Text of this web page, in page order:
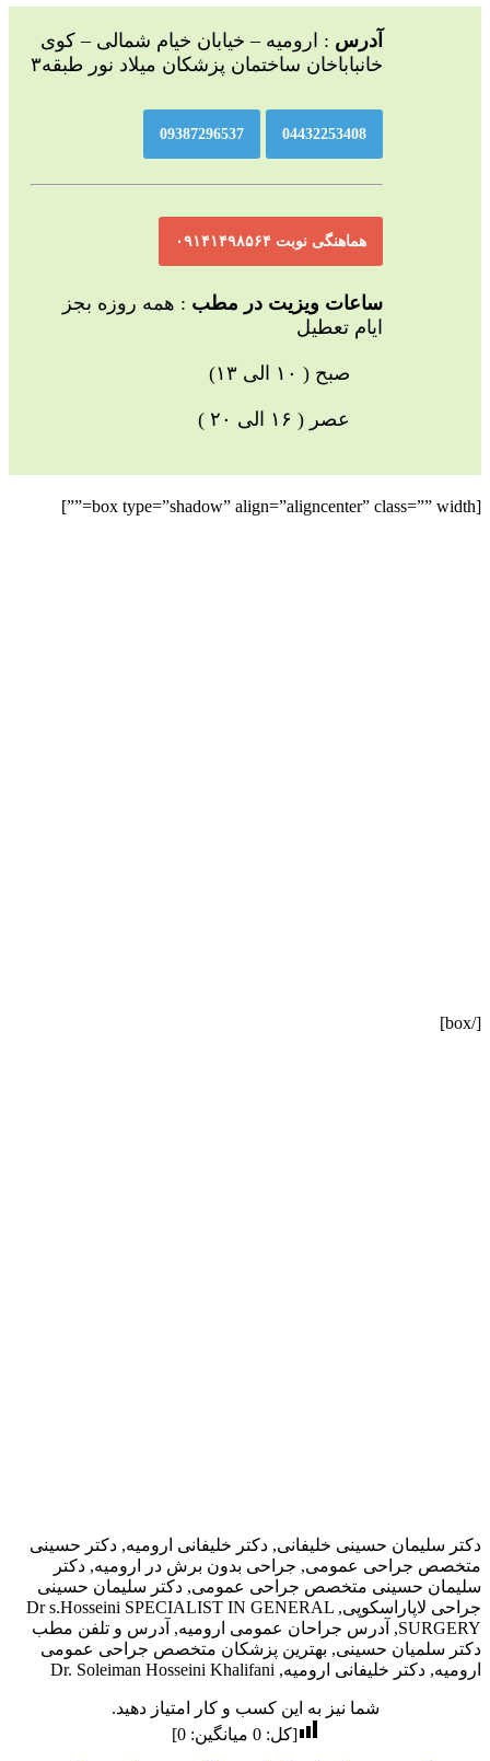
آدرس : ارومیه – خیابان خیام شمالی – کوی
خانباباخان ساختمان پزشکان میلاد نور طبقه۳
04432253408
09387296537
هماهنگی نوبت ۰۹۱۴۱۴۹۸۵۶۴
ساعات ویزیت در مطب : همه روزه بجز
ایام تعطیل
صبح ( ۱۰ الی ۱۳)
عصر ( ۱۶ الی ۲۰ )
[box type=”shadow” align=”aligncenter” class=”” width=””]
[/box]
دکتر سلیمان حسینی خلیفانی, دکتر خلیفانی ارومیه, دکتر حسینی
متخصص جراحی عمومی, جراحی بدون برش در ارومیه, دکتر
سلیمان حسینی متخصص جراحی عمومی, دکتر سلیمان حسینی
جراحی لاپاراسکوپی, Dr s.Hosseini SPECIALIST IN GENERAL
SURGERY, آدرس جراحان عمومی ارومیه, آدرس و تلفن مطب
دکتر سلمیان حسینی, بهترین پزشکان متخصص جراحی عمومی
ارومیه, دکتر خلیفانی ارومیه, Dr. Soleiman Hosseini Khalifani
شما نیز به این کسب و کار امتیاز دهید.
[کل:0 میانگین:0
]